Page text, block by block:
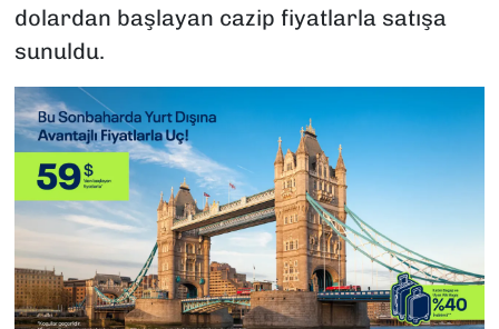
dolardan başlayan cazip fiyatlarla satışa
sunuldu.